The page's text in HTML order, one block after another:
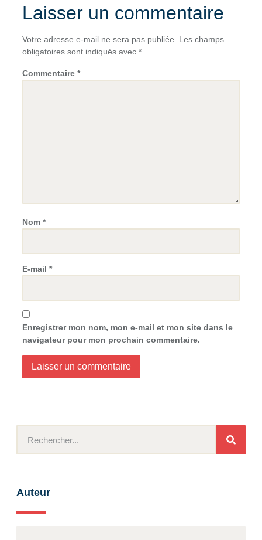
Laisser un commentaire
Votre adresse e-mail ne sera pas publiée. Les champs
obligatoires sont indiqués avec *
Commentaire *
Nom *
E-mail *
Enregistrer mon nom, mon e-mail et mon site dans le
navigateur pour mon prochain commentaire.
Auteur